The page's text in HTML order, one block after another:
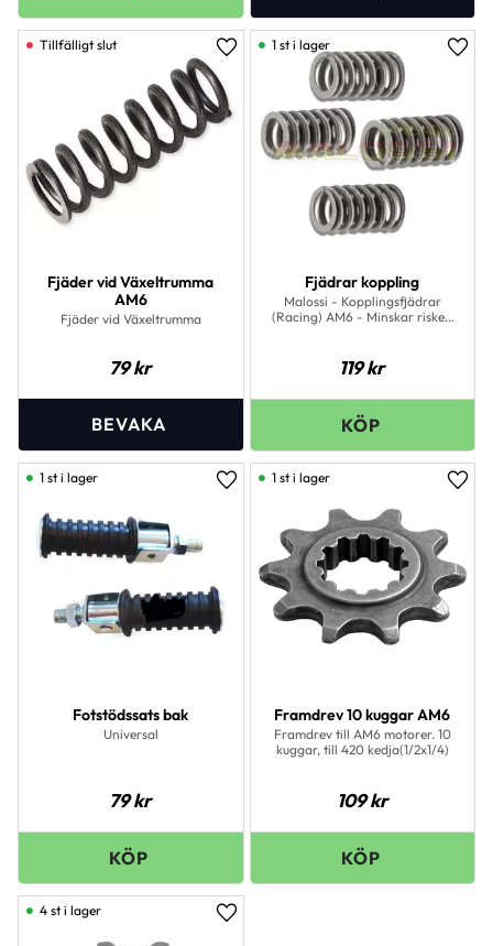
Fjäder vid Växeltrumma
AM6
Fjäder vid Växeltrumma
79kr
Lägg till i favoriter
Fjädrar koppling
Malossi - Kopplingsfjädrar
(Racing) AM6 - Minskar risken
119kr
1 st i lager
Fotstödssats bak
Universal
79kr
Lägg till i favoriter
1 st i lager
Framdrev 10 kuggar AM6
Framdrev till AM6 motorer. 10
kuggar, till 420 kedja(1/2x1/4)
109kr
1 st i lager
Lägg till i favoriter
4 st i lager